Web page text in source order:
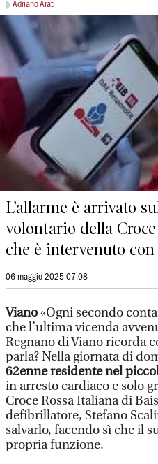
Adriano Arati
L’allarme è arrivato
volontario della
che è intervenuto con
06 maggio 2025 07:08
Viano«Ogni secondo
che l’ultima vicenda
Regnano di Viano ricorda
parla? Nella giornata di
62enne residente nel
in arresto cardiaco e solo
Croce Rossa Italiana di
defibrillatore, Stefano
salvarlo, facendo sì che il
propria funzione.